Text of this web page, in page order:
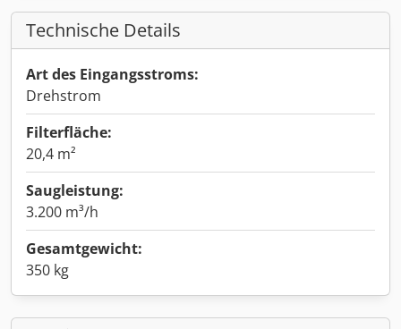
Technische Details
Art des Eingangsstroms:
Drehstrom
Filterfläche:
20,4 m²
Saugleistung:
3.200 m³/h
Gesamtgewicht:
350 kg